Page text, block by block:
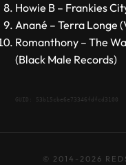
Howie B – Frankies
Anané – Terra Longe
Romanthony – The
(Black Male Records)
GUID: 53b15cbe6e73346fdfcd3100
© 2014-2026